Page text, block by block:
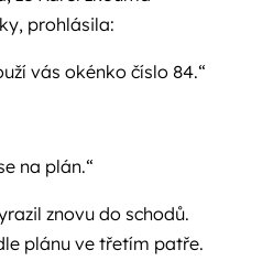
prohlásila:
vás okénko číslo 84.“
na plán.“
znovu do schodů.
plánu ve třetím patře.